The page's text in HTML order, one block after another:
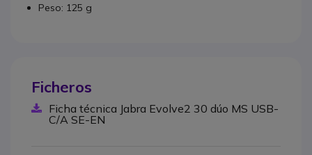
Peso: 125 g
Ficheros
Ficha técnica Jabra Evolve2 30 dúo MS USB-
C/A SE-EN